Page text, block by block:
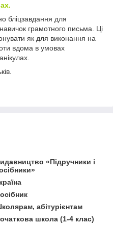
бліцзавдання для
грамотного письма. Ці
як для виконання на
вдома в умовах
«Підручники і
абітурієнтам
школа (1-4 клас)